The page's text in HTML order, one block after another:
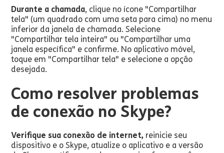
Durante a chamada, clique no ícone "Compartilhar
tela" (um quadrado com uma seta para cima) no menu
inferior da janela de chamada. Selecione
"Compartilhar tela inteira" ou "Compartilhar uma
janela específica" e confirme. No aplicativo móvel,
toque em "Compartilhar tela" e selecione a opção
desejada.
Como resolver problemas
de conexão no Skype?
Verifique sua conexão de internet, reinicie seu
dispositivo e o Skype, atualize o aplicativo e a versão